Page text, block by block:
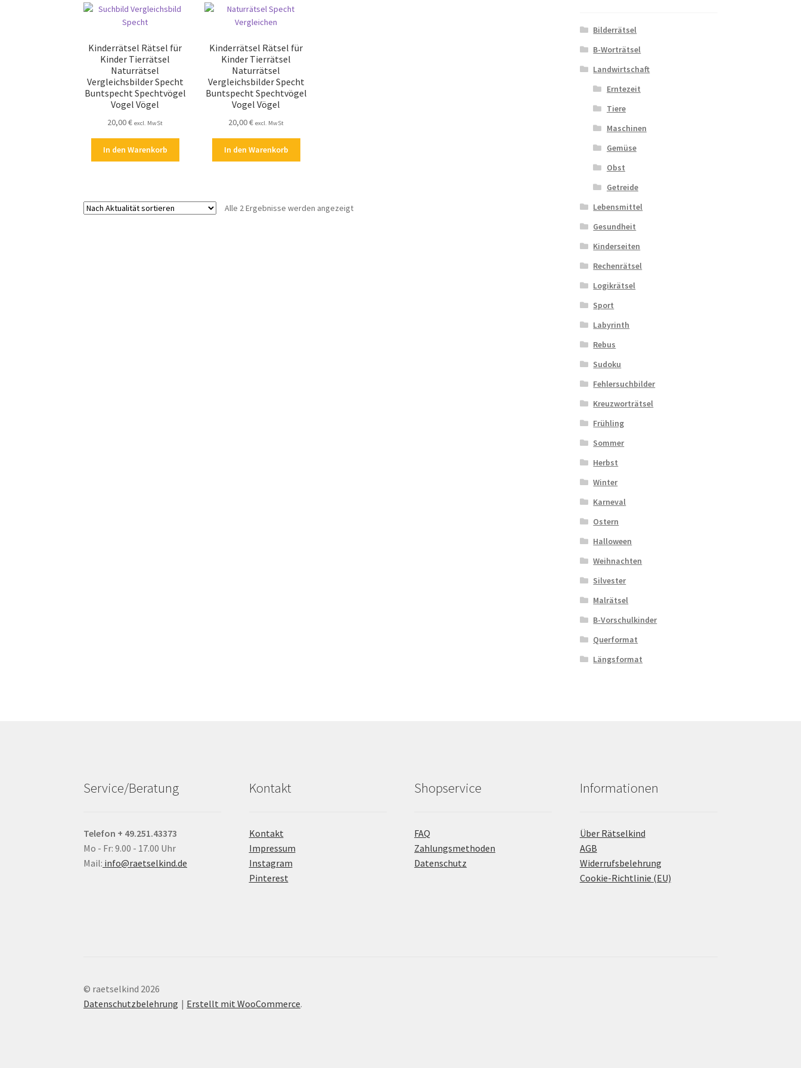
Kinderrätsel Rätsel für
Kinder Tierrätsel
Naturrätsel
Vergleichsbilder Specht
Buntspecht Spechtvögel
Vogel Vögel
20,00€ excl. MwSt
In den Warenkorb
Kinderrätsel Rätsel für
Kinder Tierrätsel
Naturrätsel
Vergleichsbilder Specht
Buntspecht Spechtvögel
Vogel Vögel
20,00€ excl. MwSt
In den Warenkorb
Alle 2 Ergebnisse werden angezeigtNach
Bilderrätsel
B-Worträtsel
Landwirtschaft
Erntezeit
Tiere
Maschinen
Gemüse
Obst
Getreide
Lebensmittel
Gesundheit
Kinderseiten
Rechenrätsel
Logikrätsel
Sport
Labyrinth
Rebus
Sudoku
Fehlersuchbilder
Kreuzworträtsel
Frühling
Sommer
Herbst
Winter
Karneval
Ostern
Halloween
Weihnachten
Silvester
Malrätsel
B-Vorschulkinder
Querformat
Längsformat
Service/Beratung
Telefon + 49.251.43373
Mo - Fr: 9.00 - 17.00 Uhr
Mail: info@raetselkind.de
Kontakt
Kontakt
Impressum
Instagram
Pinterest
Shopservice
FAQ
Zahlungsmethoden
Datenschutz
Informationen
Über Rätselkind
AGB
Widerrufsbelehrung
Cookie-Richtlinie (EU)
© raetselkind 2026
Datenschutzbelehrung
Erstellt mit WooCommerce.